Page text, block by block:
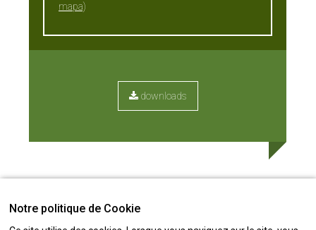
mapa)
downloads
Notre politique de Cookie